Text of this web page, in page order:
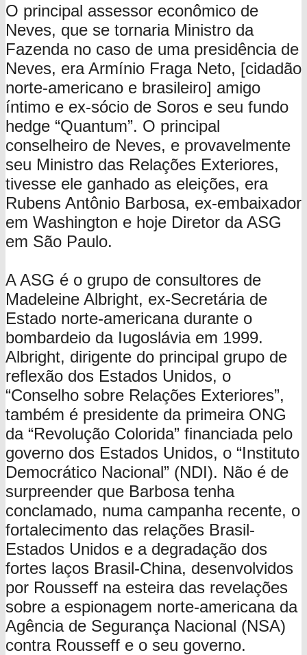
O principal assessor econômico de
Neves, que se tornaria Ministro da
Fazenda no caso de uma presidência de
Neves, era Armínio Fraga Neto, [cidadão
norte-americano e brasileiro] amigo
íntimo e ex-sócio de Soros e seu fundo
hedge “Quantum”. O principal
conselheiro de Neves, e provavelmente
seu Ministro das Relações Exteriores,
tivesse ele ganhado as eleições, era
Rubens Antônio Barbosa, ex-embaixador
em Washington e hoje Diretor da ASG
em São Paulo.
A ASG é o grupo de consultores de
Madeleine Albright, ex-Secretária de
Estado norte-americana durante o
bombardeio da Iugoslávia em 1999.
Albright, dirigente do principal grupo de
reflexão dos Estados Unidos, o
“Conselho sobre Relações Exteriores”,
também é presidente da primeira ONG
da “Revolução Colorida” financiada pelo
governo dos Estados Unidos, o “Instituto
Democrático Nacional” (NDI). Não é de
surpreender que Barbosa tenha
conclamado, numa campanha recente, o
fortalecimento das relações Brasil-
Estados Unidos e a degradação dos
fortes laços Brasil-China, desenvolvidos
por Rousseff na esteira das revelações
sobre a espionagem norte-americana da
Agência de Segurança Nacional (NSA)
contra Rousseff e o seu governo.